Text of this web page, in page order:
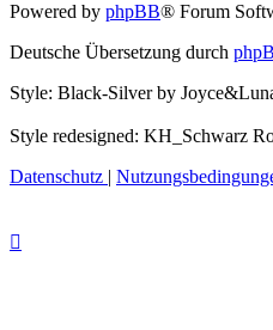
Powered by phpBB® Forum
Deutsche Übersetzung durch
Style: Black-Silver by
Style redesigned: KH_Schwarz
Datenschutz |